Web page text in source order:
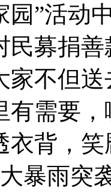
园”活动
民募捐
不但送
有需要
背，笑
暴雨突